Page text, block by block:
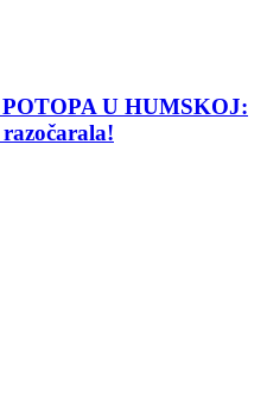
U HUMSKOJ: